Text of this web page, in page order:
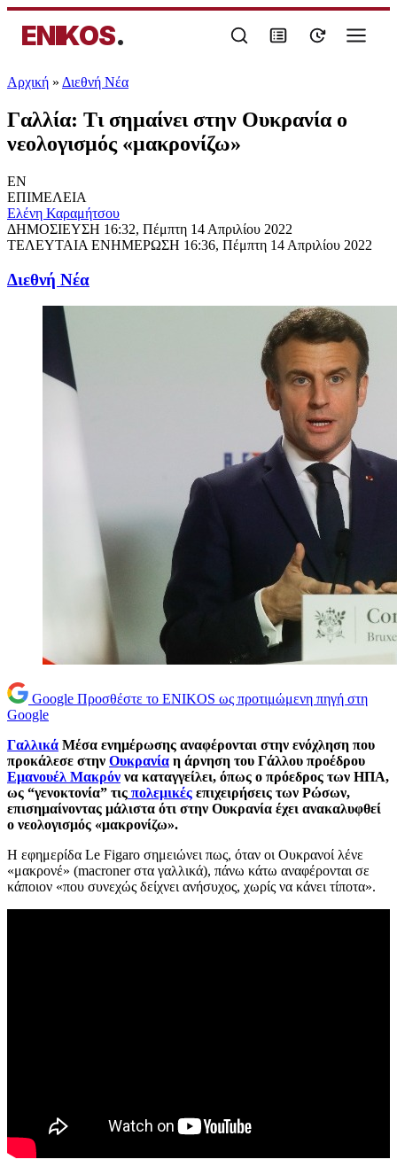
ENIKOS.
Αρχική » Διεθνή Νέα
Γαλλία: Τι σημαίνει στην Ουκρανία ο
νεολογισμός «μακρονίζω»
EN
ΕΠΙΜΕΛΕΙΑ
Ελένη Καραμήτσου
ΔΗΜΟΣΙΕΥΣΗ 16:32, Πέμπτη 14 Απριλίου 2022
ΤΕΛΕΥΤΑΙΑ ΕΝΗΜΕΡΩΣΗ 16:36, Πέμπτη 14 Απριλίου 2022
Διεθνή Νέα
Google Προσθέστε το ENIKOS ως προτιμώμενη πηγή στη
Google
Γαλλικά Μέσα ενημέρωσης αναφέρονται στην ενόχληση που
προκάλεσε στην Ουκρανία η άρνηση του Γάλλου προέδρου
Εμανουέλ Μακρόν να καταγγείλει, όπως ο πρόεδρος των ΗΠΑ,
ως “γενοκτονία” τις πολεμικές επιχειρήσεις των Ρώσων,
επισημαίνοντας μάλιστα ότι στην Ουκρανία έχει ανακαλυφθεί
ο νεολογισμός «μακρονίζω».
Η εφημερίδα Le Figaro σημειώνει πως, όταν οι Ουκρανοί λένε
«μακρονέ» (macroner στα γαλλικά), πάνω κάτω αναφέρονται σε
κάποιον «που συνεχώς δείχνει ανήσυχος, χωρίς να κάνει τίποτα».